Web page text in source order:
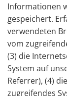
Informationen
gespeichert.
verwendeten
vom
(3) die
System auf
Referrer), (4)
zugreifendes